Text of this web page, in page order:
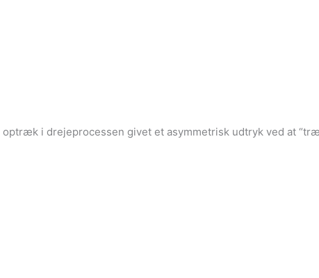
i drejeprocessen givet et asymmetrisk udtryk ved at